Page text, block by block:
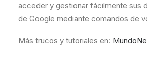
acceder y gestionar fácilmente sus
de Google mediante comandos de
Más trucos y tutoriales en: